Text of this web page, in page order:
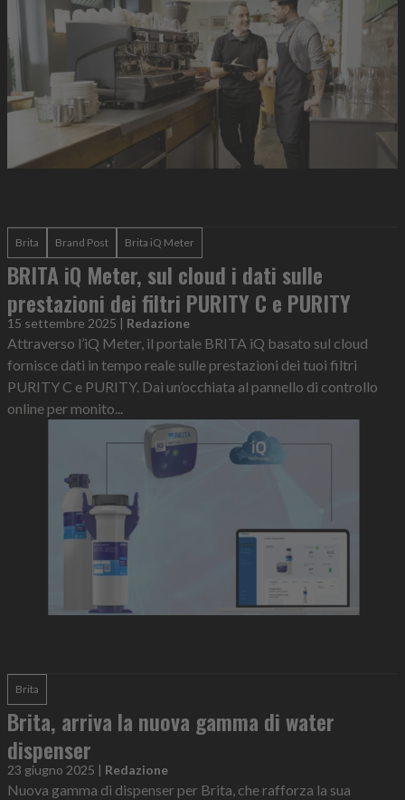
Brita Brand Post Brita iQ Meter
BRITA iQ Meter, sul cloud i dati sulle
prestazioni dei filtri PURITY C e PURITY
15 settembre 2025 | Redazione
Attraverso l’iQ Meter, il portale BRITA iQ basato sul cloud
fornisce dati in tempo reale sulle prestazioni dei tuoi filtri
PURITY C e PURITY. Dai un’occhiata al pannello di controllo
online per monito...
Brita
Brita, arriva la nuova gamma di water
dispenser
23 giugno 2025 | Redazione
Nuova gamma di dispenser per Brita, che rafforza la sua